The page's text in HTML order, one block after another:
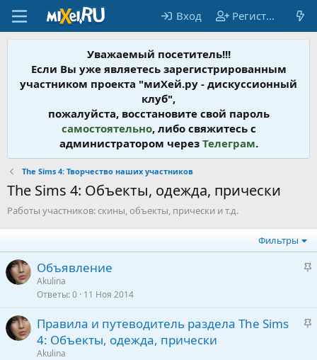
Вход Регистрация
Уважаемый посетитель!!!
Если Вы уже являетесь зарегистрированным
участником проекта "миХей.ру - дискусcионный
клуб",
пожалуйста, восстановите свой пароль
самостоятельно, либо свяжитесь с
администратором через Телеграм.
The Sims 4: Творчество наших участников
The Sims 4: Объекты, одежда, прически
Работы участников: скины, объекты, прически и т.д.
Фильтры
З
е
Объявление
Akulina
Ответы 0 11 Ноя 2014
З
Правила и путеводитель раздела The Sims
4: Объекты, одежда, прически
Akulina